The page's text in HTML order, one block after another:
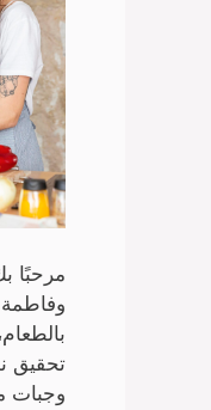
وفاطمة
تحقيق
وجبات